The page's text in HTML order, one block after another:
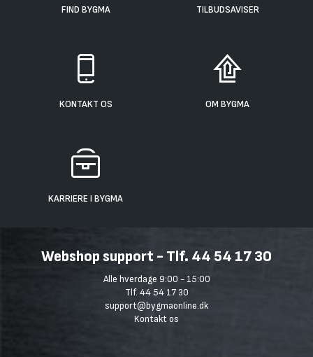
FIND BYGMA TILBUDSAVISER
KONTAKT OS OM BYGMA
KARRIERE I BYGMA
Webshop support - Tlf. 44 54 17 30
Alle hverdage 9:00 - 15:00
Tlf. 44 54 17 30
support@bygmaonline.dk
Kontakt os